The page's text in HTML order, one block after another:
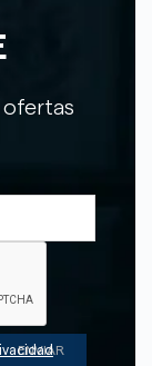
ofertas